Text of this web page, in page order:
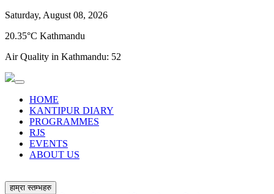
Saturday, August 08, 2026
20.35°C Kathmandu
Air Quality in Kathmandu: 52
HOME
KANTIPUR DIARY
PROGRAMMES
RJS
EVENTS
ABOUT US
हाम्रा स्तम्भहरु